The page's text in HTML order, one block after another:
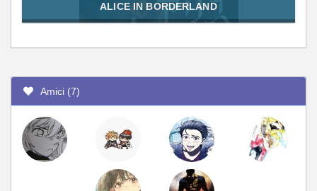
ALICE IN BORDERLAND
Amici (7)